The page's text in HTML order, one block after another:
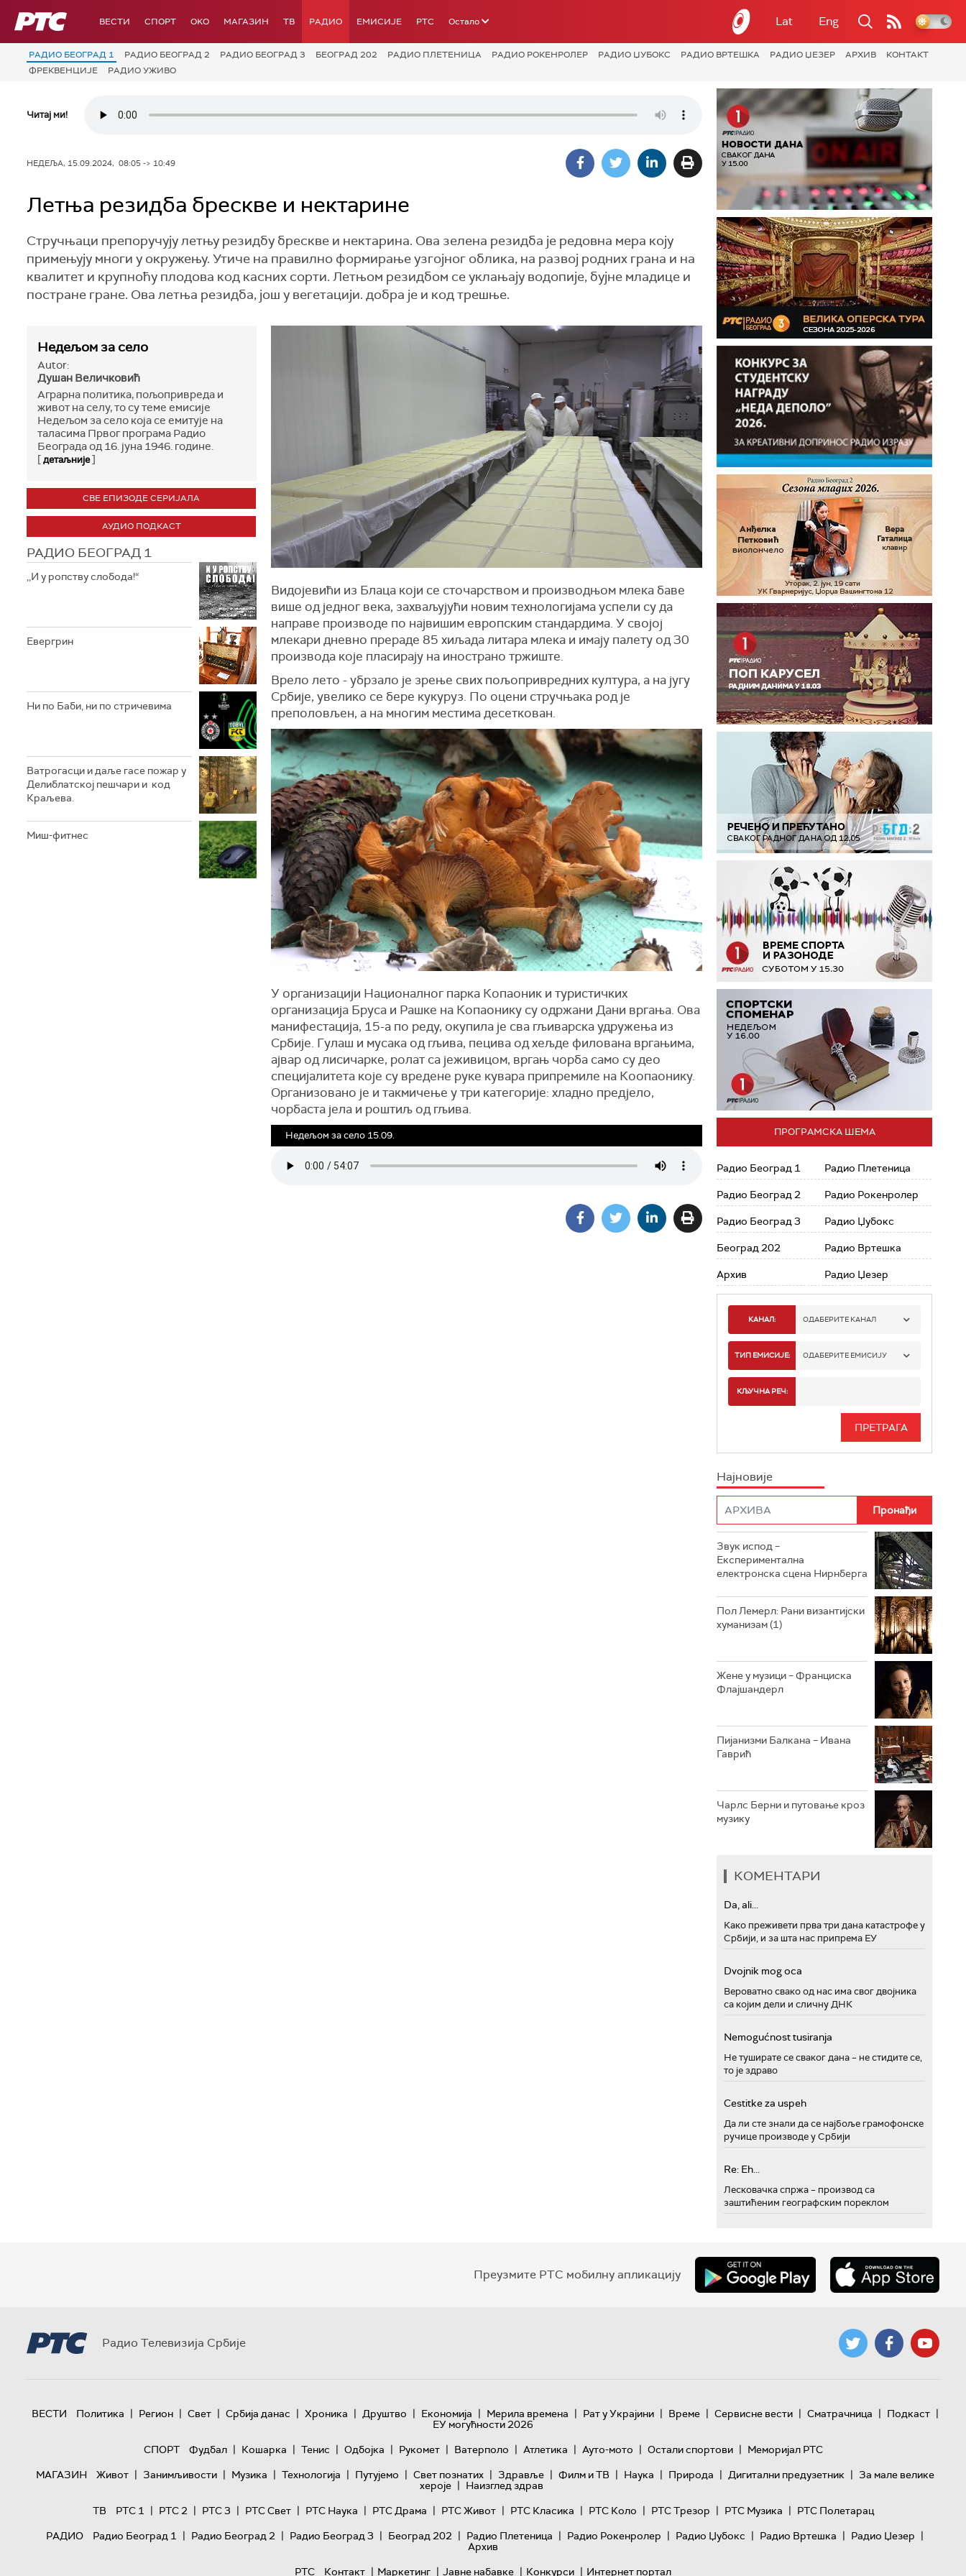
РТС ВЕСТИ СПОРТ OKO МАГАЗИН ТВ РАДИО ЕМИСИЈЕ РТС Остало Lat Eng
РАДИО БЕОГРАД 1 РАДИО БЕОГРАД 2 РАДИО БЕОГРАД 3 БЕОГРАД 202 РАДИО ПЛЕТЕНИЦА РАДИО РОКЕНРОЛЕР РАДИО ЏУБОКС РАДИО ВРТЕШКА РАДИО ЏЕЗЕР АРХИВ
КОНТАКТ
ФРЕКВЕНЦИЈЕ
РАДИО УЖИВО
Читај ми!
НЕДЕЉА, 15.09.2024, 08:05 -> 10:49
Летња резидба брескве и нектарине
Стручњаци препоручују летњу резидбу брескве и нектарина. Ова зелена резидба је редовна мера коју
примењују многи у окружењу. Утиче на правилно формирање узгојног облика, на развој родних грана и на
квалитет и крупноћу плодова код касних сорти. Летњом резидбом се уклањају водопије, бујне младице и
постране гране. Ова летња резидба, још у вегетацији. добра је и код трешње.
Недељом за село
Autor:
Душан Величковић
Аграрна политика, пољопривреда и
живот на селу, то су теме емисије
Недељом за село која се емитује нa
таласима Првог програма Радио
Београда од 16. јуна 1946. године.
[детаљније]
СВЕ ЕПИЗОДЕ СЕРИЈАЛА
АУДИО ПОДКАСТ
РАДИО БЕОГРАД 1
,,И у ропству слобода!“
Евергрин
Ни по Баби, ни по стричевима
Ватрогасци и даље гасе пожар у
Делиблатској пешчари и код
Краљева.
Миш-фитнес
Видојевићи из Блаца који се сточарством и производњом млека баве
више од једног века, захваљујући новим технологијама успели су да
направе производе по највишим европским стандардима. У својој
млекари дневно прераде 85 хиљада литара млека и имају палету од 30
производа које пласирају на инострано тржиште.
Врело лето - убрзало је зрење свих пољопривредних култура, а на југу
Србије, увелико се бере кукуруз. По оцени стручњака род је
преполовљен, а на многим местима десеткован.
У организацији Националног парка Копаоник и туристичких
организација Бруса и Рашке на Копаонику су одржани Дани вргања. Ова
манифестација, 15-а по реду, окупила је сва гљиварска удружења из
Србије. Гулаш и мусака од гљива, пецива од хељде филована вргањима,
ајвар од лисичарке, ролат са јеживицом, вргањ чорба само су део
специјалитета које су вредене руке кувара припремиле на Коопаонику.
Организовано је и такмичење у три категорије: хладно пред‌јело,
чорбаста јела и роштиљ од гљива.
Недељом за село 15.09. ПРОГРАМСКА ШЕМА
Радио Београд 1
Радио Београд 2
Радио Београд 3
Београд 202
Архив
Радио Плетеница
Радио Рокенролер
Радио Џубокс
Радио Вртешка
Радио Џезер
КАНАЛ: ОДАБЕРИТЕ КАНАЛ
РАДИО БЕОГРАД 1
РАДИО БЕОГРАД 3
РАДИО РОКЕНРОЛЕР
РАДИО ЏУБОКС
РАДИО ВРТЕШКА
РАДИО ЏЕЗЕР
ТИП ЕМИСИЈЕ: ОДАБЕРИТЕ ЕМИСИЈУ
ИНФО
КЉУЧНА РЕЧ:
Најновије
Звук испод –
Експериментална
електронска сцена Нирнберга
Пол Лемерл: Рани византијски
хуманизам (1)
Жене у музици – Франциска
Флајшандерл
Пијанизми Балкана – Ивана
Гаврић
Чарлс Берни и путовање кроз
музику
КОМЕНТАРИ
Da, ali...
Како преживети прва три дана катастрофе у
Србији, и за шта нас припрема ЕУ
Dvojnik mog oca
Вероватно свако од нас има свог двојника
са којим дели и сличну ДНК
Nemogućnost tusiranja
Не туширате се сваког дана – не стидите се,
то је здраво
Cestitke za uspeh
Да ли сте знали да се најбоље грамофонске
ручице производе у Србији
Re: Eh...
Лесковачка спржа – производ са
заштићеним географским пореклом
Преузмите РТС мобилну апликацију
Радио Телевизија Србије
ВЕСТИ Политика | Регион | Свет | Србија данас | Хроника | Друштво | Економија | Мерила времена | Рат у Украјини | Време | Сервисне вести | Сматрачница | Подкаст |
ЕУ могућности 2026
СПОРТ
Фудбал | Кошарка | Тенис | Одбојка | Рукомет | Ватерполо | Атлетика | Ауто-мото | Остали спортови | Меморијал РТС
МАГАЗИН
Живот | Занимљивости | Музика | Технологијa | Путујемо | Свет познатих | Здравље | Филм и ТВ | Наука | Природа | Дигитални предузетник | За мале велике
хероје | Наизглед здрав
ТВ
РТС 1 | РТС 2 | РТС 3 | РТС Свет | РТС Наука | РТС Драма | РТС Живот | РТС Класика | РТС Коло | РТС Трезор | РТС Музика | РТС Полетарац
РАДИО
Радио Београд 1 | Радио Београд 2 | Радио Београд 3 | Београд 202 | Радио Плетеница | Радио Рокенролер | Радио Џубокс | Радио Вртешка | Радио Џезер |
Архив
РТС
Контакт | Маркетинг | Јавне набавке | Конкурси | Интернет портал